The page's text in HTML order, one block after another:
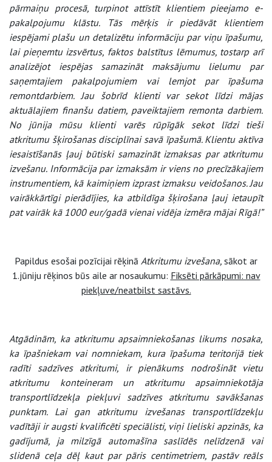
pārmaiņu procesā, turpinot attīstīt klientiem pieejamo e-
pakalpojumu klāstu. Tās mērķis ir piedāvāt klientiem
iespējami plašu un detalizētu informāciju par viņu īpašumu,
lai pieņemtu izsvērtus, faktos balstītus lēmumus, tostarp arī
analizējot iespējas samazināt maksājumu lielumu par
saņemtajiem pakalpojumiem vai lemjot par īpašuma
remontdarbiem. Jau šobrīd klienti var sekot līdzi mājas
aktuālajiem finanšu datiem, paveiktajiem remonta darbiem.
No jūnija mūsu klienti varēs rūpīgāk sekot līdzi tieši
atkritumu šķirošanas disciplīnai savā īpašumā. Klientu aktīva
iesaistīšanās ļauj būtiski samazināt izmaksas par atkritumu
izvešanu. Informācija par izmaksām ir viens no precīzākajiem
instrumentiem, kā kaimiņiem izprast izmaksu veidošanos. Jau
vairākkārtīgi pierādījies, ka atbildīga šķirošana ļauj ietaupīt
pat vairāk kā 1000 eur/gadā vienai vidēja izmēra mājai Rīgā!”
Papildus esošai pozīcijai rēķinā Atkritumu izvešana, sākot ar
1.jūniju rēķinos būs aile ar nosaukumu: Fiksēti pārkāpumi: nav
piekļuve/neatbilst sastāvs.
Atgādinām, ka atkritumu apsaimniekošanas likums nosaka,
ka īpašniekam vai nomniekam, kura īpašuma teritorijā tiek
radīti sadzīves atkritumi, ir pienākums nodrošināt vietu
atkritumu konteineram un atkritumu apsaimniekotāja
transportlīdzekļa piekļuvi sadzīves atkritumu savākšanas
punktam. Lai gan atkritumu izvešanas transportlīdzekļu
vadītāji ir augsti kvalificēti speciālisti, viņi lieliski apzinās, ka
gadījumā, ja milzīgā automašīna saslīdēs nelīdzenā vai
slidenā ceļa dēļ kaut par pāris centimetriem, pastāv reāls